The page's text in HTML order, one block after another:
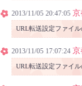
2013/11/05 20:47:05 京
URL転送設定ファイル
2013/11/05 17:07:24
URL転送設定ファイル